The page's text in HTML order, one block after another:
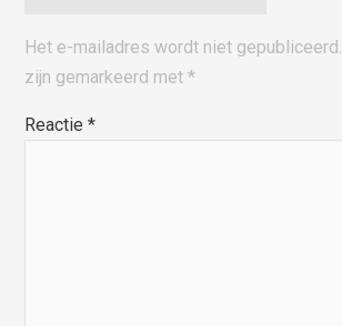
Het e-mailadres wordt niet gepubliceerd.
zijn gemarkeerd met*
Reactie*